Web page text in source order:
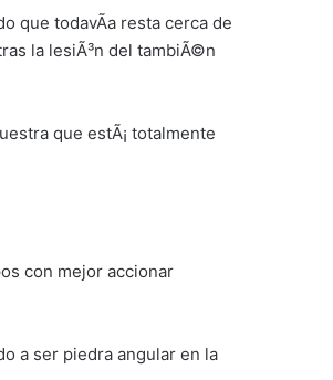
que todavÃ­a resta cerca de
la lesiÃ³n del tambiÃ©n
que estÃ¡ totalmente
con mejor accionar
a ser piedra angular en la